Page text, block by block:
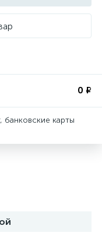
0 ₽
банковские карты